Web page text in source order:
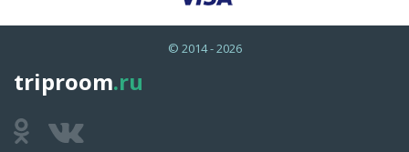
© 2014 - 2026
triproom.ru